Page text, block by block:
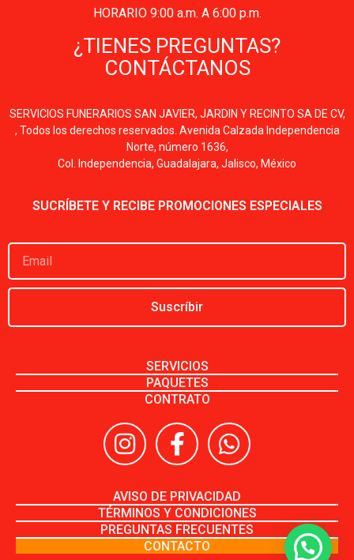
HORARIO 9:00 a.m. A 6:00 p.m.
¿TIENES PREGUNTAS?
CONTÁCTANOS
SERVICIOS FUNERARIOS SAN JAVIER, JARDIN Y RECINTO SA DE CV,
, Todos los derechos reservados. Avenida Calzada Independencia
Norte, número 1636,
Col. Independencia, Guadalajara, Jalisco, México
SUCRÍBETE Y RECIBE PROMOCIONES ESPECIALES
Suscríbir
SERVICIOS
PAQUETES
CONTRATO
AVISO DE PRIVACIDAD
TÉRMINOS Y CONDICIONES
PREGUNTAS FRECUENTES
CONTACTO